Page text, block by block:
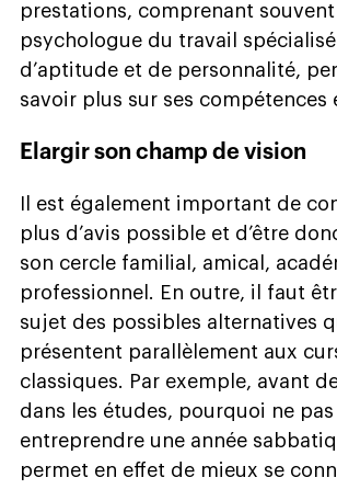
prestations, comprenant souvent
psychologue du travail
d’aptitude et de personnalité,
savoir plus sur ses compétences
Elargir son champ de vision
Il est également important de
plus d’avis possible et d’être
son cercle familial, amical,
professionnel. En outre, il faut
sujet des possibles alternatives
présentent parallèlement aux
classiques. Par exemple, avant
dans les études, pourquoi ne
entreprendre une année
permet en effet de mieux se